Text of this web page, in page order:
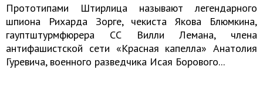
Прототипами Штирлица называют легендарного
шпиона Рихарда Зорге, чекиста Якова Блюмкина,
гауптштурмфюрера СС Вилли Лемана, члена
антифашистской сети «Красная капелла» Анатолия
Гуревича, военного разведчика Исая Борового...